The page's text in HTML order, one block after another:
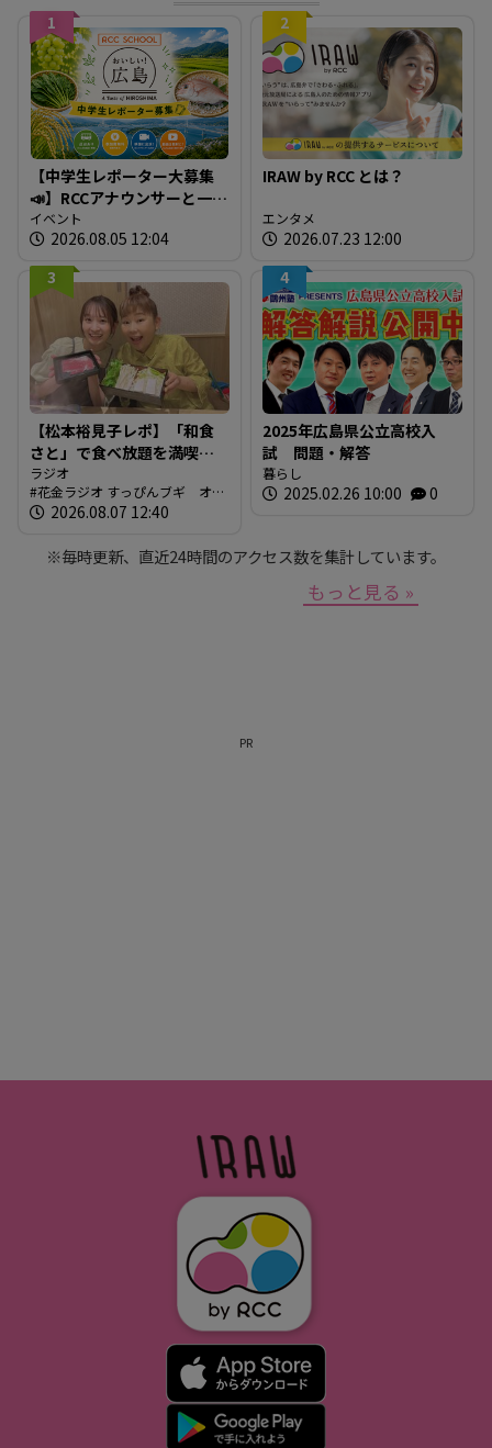
1
【中学生レポーター大募集
📣】RCCアナウンサーと一緒
に「広島の食」の現場を取
材しよう！
イベント
2026.08.05 12:04
2
IRAW by RCC とは？
エンタメ
2026.07.23 12:00
3
【松本裕見子レポ】「和食
さと」で食べ放題を満喫！
「さとしゃぶ」を体験！！
（RCCラジオ「花金ラジオ
すっぴんブギ」企画）
ラジオ
花金ラジオ すっぴんブギ オン
エア情報
2026.08.07 12:40
4
2025年広島県公立高校入
試 問題・解答
暮らし
2025.02.26 10:00 0
※毎時更新、直近24時間のアクセス数を集計しています。
もっと見る »
PR